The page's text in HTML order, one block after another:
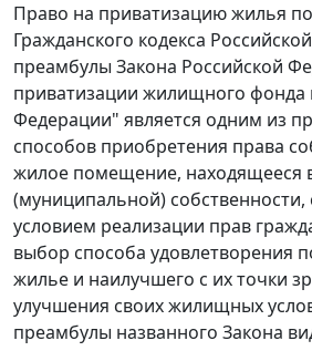
Право на приватизацию жилья
Гражданского кодекса
преамбулы Закона Российской
приватизации жилищного фонда
Федерации" является одним из
способов приобретения права
жилое помещение, находящееся
(муниципальной)
условием реализации прав
выбор способа удовлетворения
жилье и наилучшего с их точки
улучшения своих жилищных
преамбулы названного Закона